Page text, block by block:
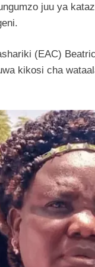
juu ya
(EAC)
kikosi cha